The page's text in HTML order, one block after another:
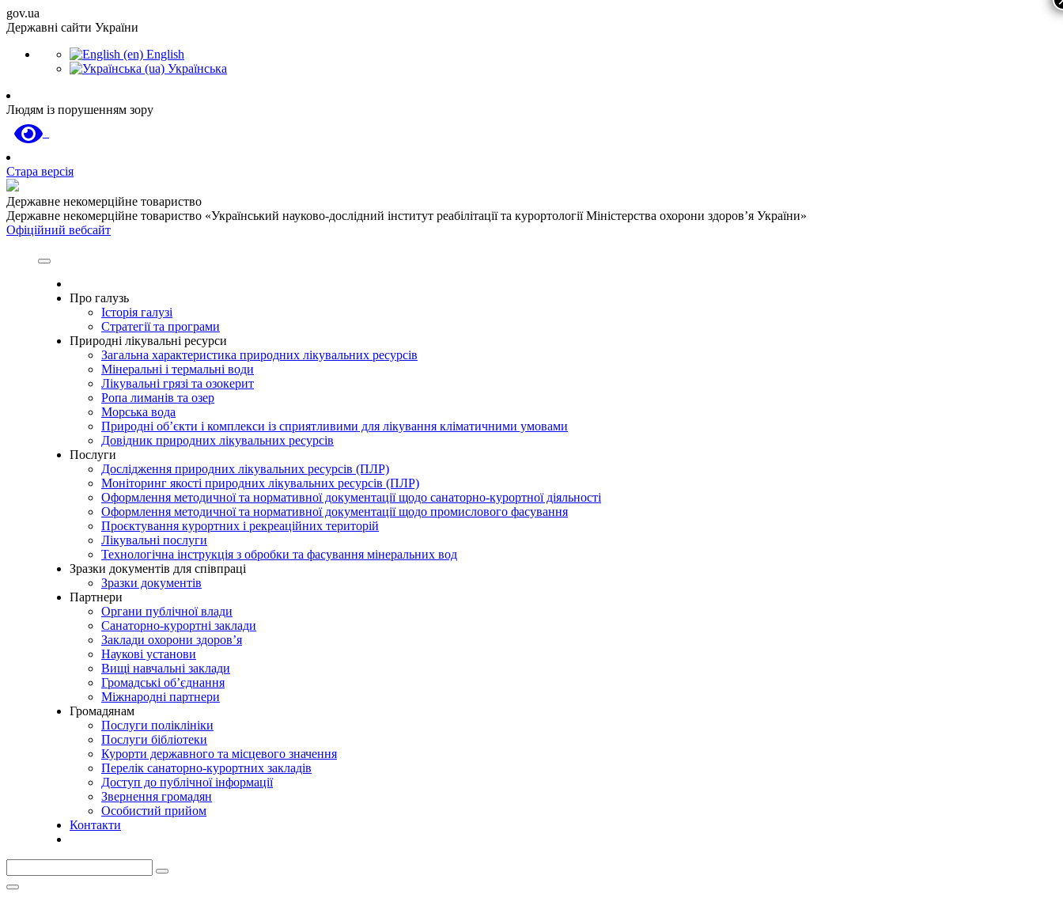
gov.ua
Державні сайти України
English
Українська
Людям із порушенням зору
Стара версія
Державне некомерційне товариство
Державне некомерційне товариство «Український науково-дослідний інститут реабілітації та курортології Міністерства охорони здоров’я України»
Офіційний вебсайт
Про галузь
Історія галузі
Стратегії та програми
Природні лікувальні ресурси
Загальна характеристика природних лікувальних ресурсів
Мінеральні і термальні води
Лікувальні грязі та озокерит
Ропа лиманів та озер
Морська вода
Природні об’єкти і комплекси із сприятливими для лікування кліматичними умовами
Довідник природних лікувальних ресурсів
Послуги
Дослідження природних лікувальних ресурсів (ПЛР)
Моніторинг якості природних лікувальних ресурсів (ПЛР)
Оформлення методичної та нормативної документації щодо санаторно-курортної діяльності
Оформлення методичної та нормативної документації щодо промислового фасування
Проєктування курортних і рекреаційних територій
Лікувальні послуги
Технологічна інструкція з обробки та фасування мінеральних вод
Зразки документів для співпраці
Зразки документів
Партнери
Органи публічної влади
Санаторно-курортні заклади
Заклади охорони здоров’я
Наукові установи
Вищі навчальні заклади
Громадські об’єднання
Міжнародні партнери
Громадянам
Послуги поліклініки
Послуги бібліотеки
Курорти державного та місцевого значення
Перелік санаторно-курортних закладів
Доступ до публічної інформації
Звернення громадян
Особистий прийом
Контакти